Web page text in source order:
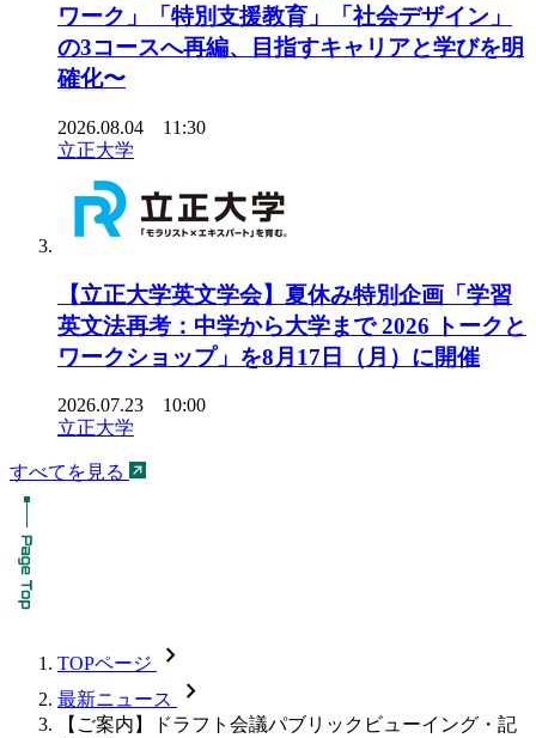
ワーク」「特別支援教育」「社会デザイン」
の3コースへ再編、目指すキャリアと学びを明
確化〜
2026.08.04 11:30
立正大学
【立正大学英文学会】夏休み特別企画「学習
英文法再考：中学から大学まで 2026 トークと
ワークショップ」を8月17日（月）に開催
2026.07.23 10:00
立正大学
すべてを見る
TOPページ chevron_forward
最新ニュース chevron_forward
【ご案内】ドラフト会議パブリックビューイング・記